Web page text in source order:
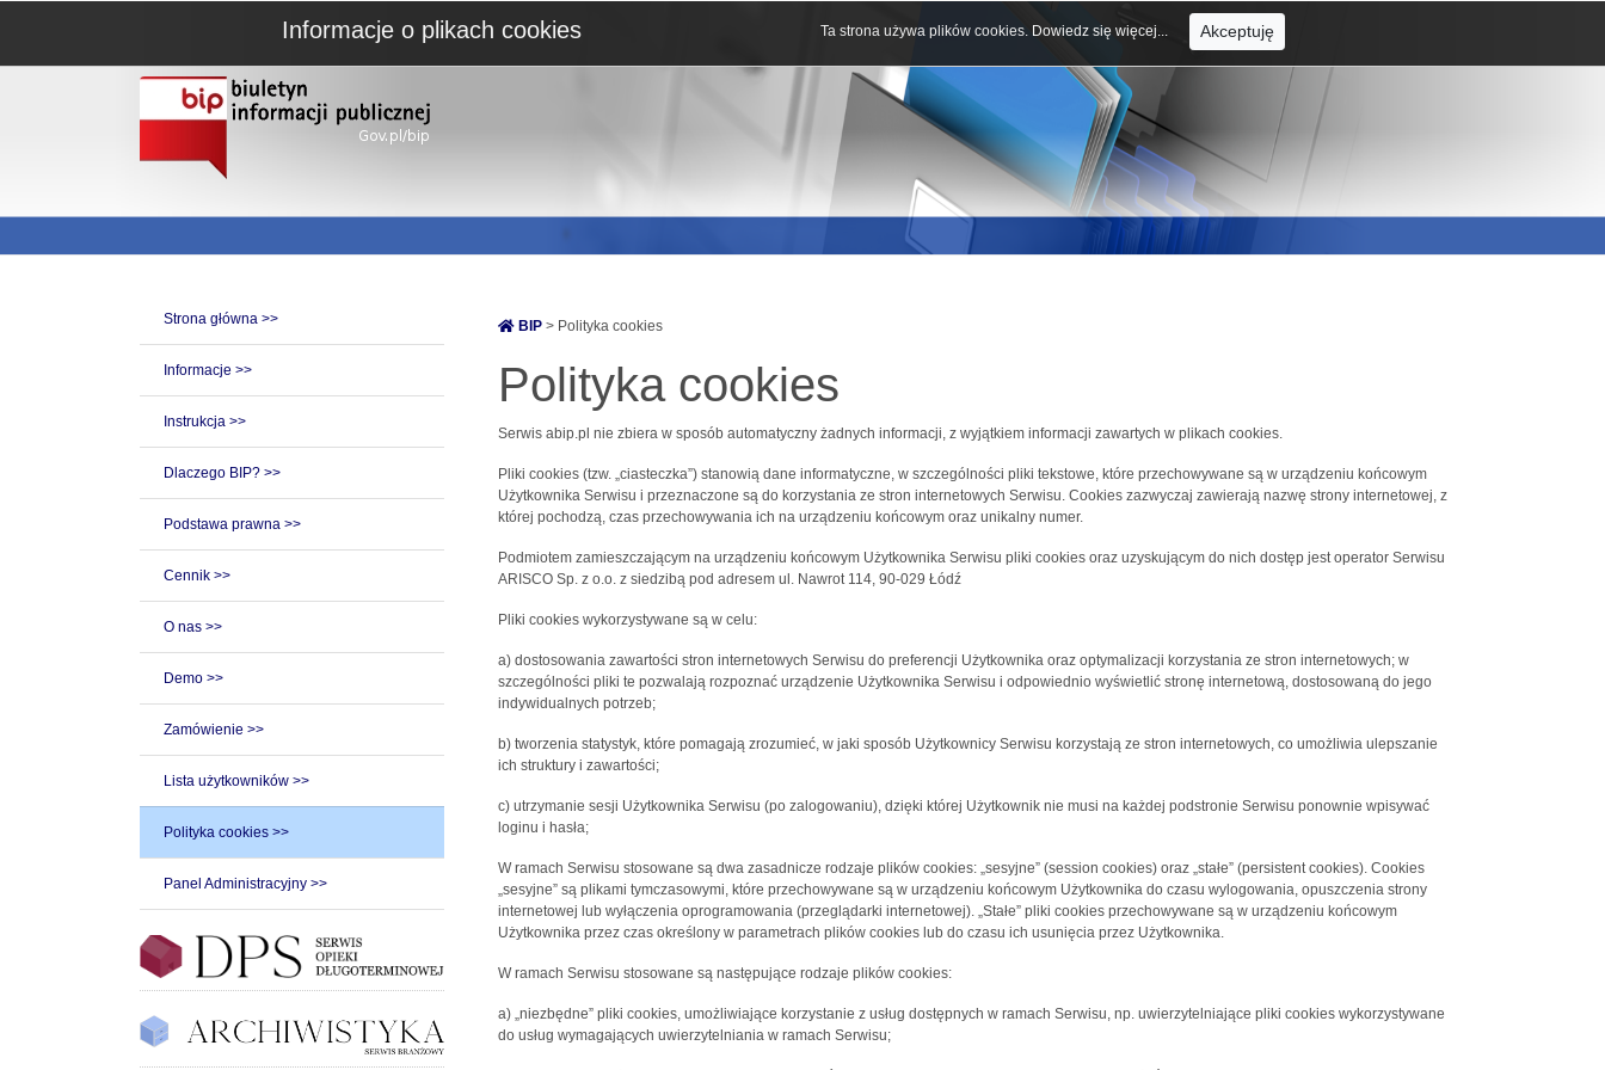
Strona główna >>
Informacje >>
Instrukcja >>
Dlaczego BIP? >>
Podstawa prawna >>
Cennik >>
O nas >>
Demo >>
Zamówienie >>
Lista użytkowników >>
Polityka cookies >>
Panel Administracyjny >>
BIP > Polityka cookies
Polityka cookies
Serwis abip.pl nie zbiera w sposób automatyczny żadnych informacji, z wyjątkiem informacji zawartych w plikach cookies.
Pliki cookies (tzw. „ciasteczka”) stanowią dane informatyczne, w szczególności pliki tekstowe, które przechowywane są w urządzeniu końcowym
Użytkownika Serwisu i przeznaczone są do korzystania ze stron internetowych Serwisu. Cookies zazwyczaj zawierają nazwę strony internetowej, z
której pochodzą, czas przechowywania ich na urządzeniu końcowym oraz unikalny numer.
Podmiotem zamieszczającym na urządzeniu końcowym Użytkownika Serwisu pliki cookies oraz uzyskującym do nich dostęp jest operator Serwisu
ARISCO Sp. z o.o. z siedzibą pod adresem ul. Nawrot 114, 90-029 Łódź
Pliki cookies wykorzystywane są w celu:
a) dostosowania zawartości stron internetowych Serwisu do preferencji Użytkownika oraz optymalizacji korzystania ze stron internetowych; w
szczególności pliki te pozwalają rozpoznać urządzenie Użytkownika Serwisu i odpowiednio wyświetlić stronę internetową, dostosowaną do jego
indywidualnych potrzeb;
b) tworzenia statystyk, które pomagają zrozumieć, w jaki sposób Użytkownicy Serwisu korzystają ze stron internetowych, co umożliwia ulepszanie
ich struktury i zawartości;
c) utrzymanie sesji Użytkownika Serwisu (po zalogowaniu), dzięki której Użytkownik nie musi na każdej podstronie Serwisu ponownie wpisywać
loginu i hasła;
W ramach Serwisu stosowane są dwa zasadnicze rodzaje plików cookies: „sesyjne” (session cookies) oraz „stałe” (persistent cookies). Cookies
„sesyjne” są plikami tymczasowymi, które przechowywane są w urządzeniu końcowym Użytkownika do czasu wylogowania, opuszczenia strony
internetowej lub wyłączenia oprogramowania (przeglądarki internetowej). „Stałe” pliki cookies przechowywane są w urządzeniu końcowym
Użytkownika przez czas określony w parametrach plików cookies lub do czasu ich usunięcia przez Użytkownika.
W ramach Serwisu stosowane są następujące rodzaje plików cookies:
a) „niezbędne” pliki cookies, umożliwiające korzystanie z usług dostępnych w ramach Serwisu, np. uwierzytelniające pliki cookies wykorzystywane
do usług wymagających uwierzytelniania w ramach Serwisu;
Informacje o plikach cookies Ta strona używa plików cookies. Dowiedz się więcej... Akceptuję